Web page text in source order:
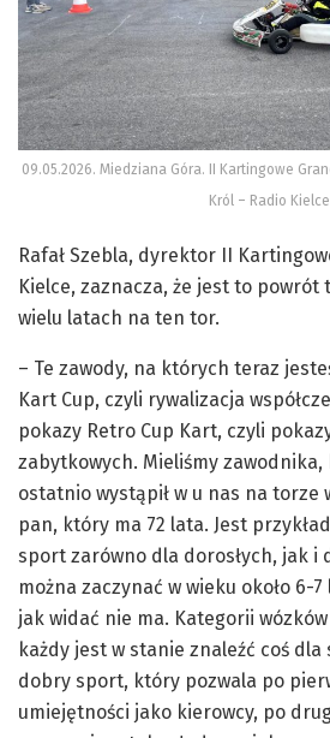
09.05.2026. Miedziana Góra. II Kartingowe
Król – Radio Kielce
Rafał Szebla, dyrektor II
Kielce, zaznacza, że jest to powrót
wielu latach na ten tor.
– Te zawody, na których teraz
Kart Cup, czyli rywalizacja
pokazy Retro Cup Kart, czyli
zabytkowych. Mieliśmy
ostatnio wystąpił w u nas na torze
pan, który ma 72 lata. Jest
sport zarówno dla dorosłych, jak i
można zaczynać w wieku około 6-
jak widać nie ma. Kategorii
każdy jest w stanie znaleźć coś
dobry sport, który pozwala po
umiejętności jako kierowcy, po